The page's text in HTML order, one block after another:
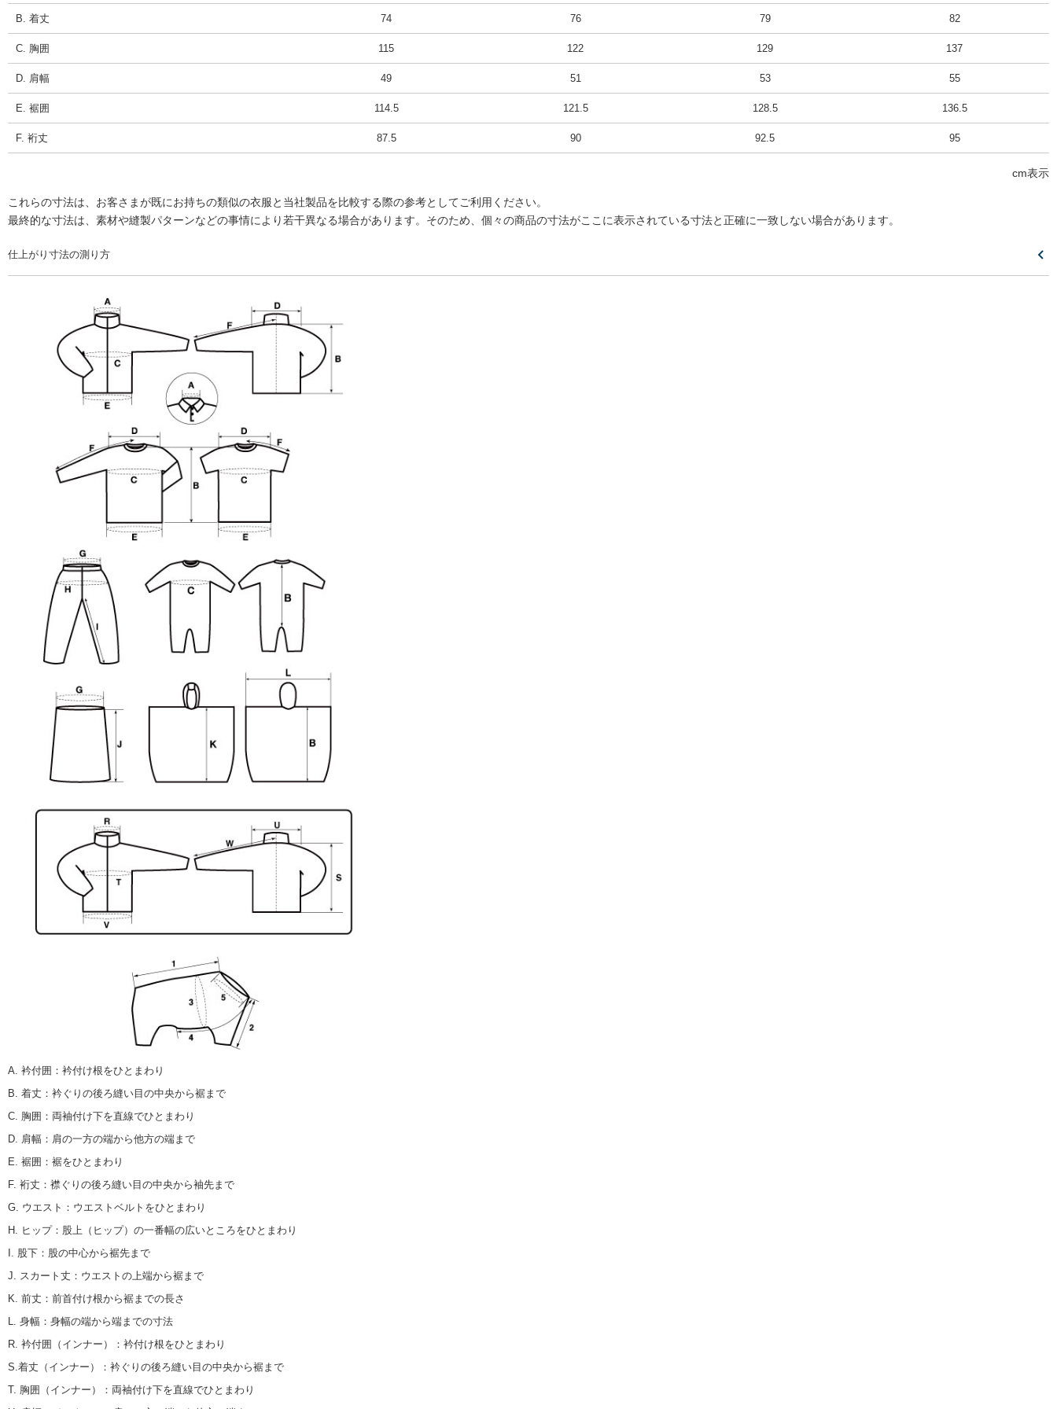
B. 着丈 74 76 79 82
C. 胸囲 115 122 129 137
D. 肩幅 49 51 53 55
E. 裾囲 114.5 121.5 128.5 136.5
F. 裄丈 87.5 90 92.5 95
cm表示
これらの寸法は、お客さまが既にお持ちの類似の衣服と当社製品を比較する際の参考としてご利用ください。
最終的な寸法は、素材や縫製パターンなどの事情により若干異なる場合があります。そのため、個々の商品の寸法がここに表示されている寸法と正確に一致しない場合があります。
仕上がり寸法の測り方
A. 衿付囲 ： 衿付け根をひとまわり
B. 着丈 ： 衿ぐりの後ろ縫い目の中央から裾まで
C. 胸囲 ： 両袖付け下を直線でひとまわり
D. 肩幅 ： 肩の一方の端から他方の端まで
E. 裾囲 ： 裾をひとまわり
F. 裄丈 ： 襟ぐりの後ろ縫い目の中央から袖先まで
G. ウエスト ： ウエストベルトをひとまわり
H. ヒップ： 股上（ヒップ）の一番幅の広いところをひとまわり
I. 股下 ： 股の中心から裾先まで
J. スカート丈 ： ウエストの上端から裾まで
K. 前丈 ： 前首付け根から裾までの長さ
L. 身幅 ： 身幅の端から端までの寸法
R. 衿付囲（インナー）
： 衿付け根をひとまわり
S.着丈（インナー）
： 衿ぐりの後ろ縫い目の中央から裾まで
T. 胸囲（インナー）
： 両袖付け下を直線でひとまわり